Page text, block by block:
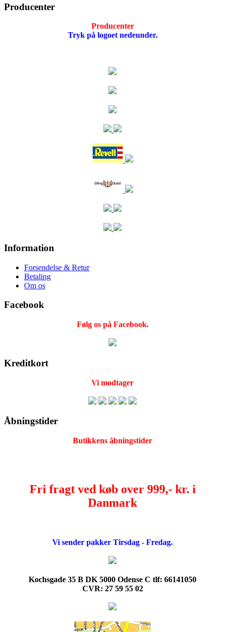
Producenter
Producenter
Tryk på logoet nedeunder.
Information
Forsendelse & Retur
Betaling
Om os
Facebook
Følg os på Facebook.
Kreditkort
Vi modtager
Åbningstider
Butikkens åbningstider
Fri fragt ved køb over 999,- kr. i
Danmark
Vi sender pakker Tirsdag - Fredag.
Kochsgade 35 B DK 5000 Odense C tlf: 66141050
CVR: 27 59 55 02